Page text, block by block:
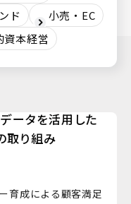
ド
小売・EC
資本経営
ータを活用した
取り組み
育成による顧客満足